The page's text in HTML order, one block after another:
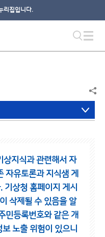
리집입니다.
상지식과 관련해서 자
자유토론과 지식샘 게
기상청 홈페이지 게시
삭제될 수 있음을 알
민등록번호와 같은 개
노출 위험이 있으니